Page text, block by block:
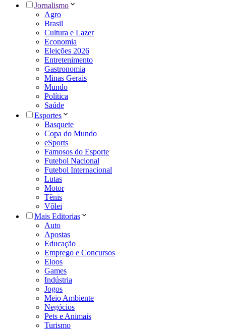
Jornalismo
Agro
Brasil
Cultura e Lazer
Economia
Eleições 2026
Entretenimento
Gastronomia
Minas Gerais
Mundo
Política
Saúde
Esportes
Basquete
Copa do Mundo
eSports
Famosos do Esporte
Futebol Nacional
Futebol Internacional
Lutas
Motor
Tênis
Vôlei
Mais Editorias
Auto
Apostas
Educação
Emprego e Concursos
Eloos
Games
Indústria
Jogos
Meio Ambiente
Negócios
Pets e Animais
Turismo